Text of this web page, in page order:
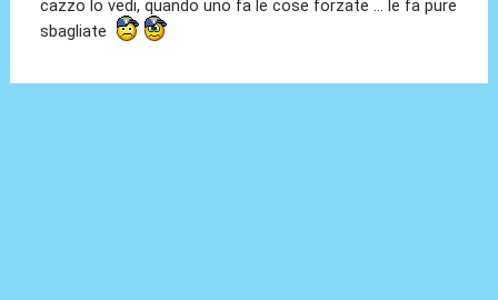
cazzo lo vedi, quando uno fa le cose forzate ... le fa pure
sbagliate